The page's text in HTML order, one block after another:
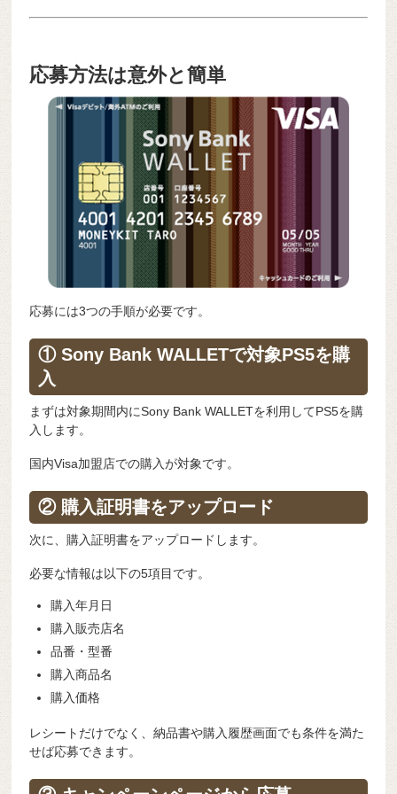
応募方法は意外と簡単
応募には3つの手順が必要です。
① Sony Bank WALLETで対象PS5を購
入
まずは対象期間内にSony Bank WALLETを利用してPS5を購
入します。
国内Visa加盟店での購入が対象です。
② 購入証明書をアップロード
次に、購入証明書をアップロードします。
必要な情報は以下の5項目です。
購入年月日
購入販売店名
品番・型番
購入商品名
購入価格
レシートだけでなく、納品書や購入履歴画面でも条件を満た
せば応募できます。